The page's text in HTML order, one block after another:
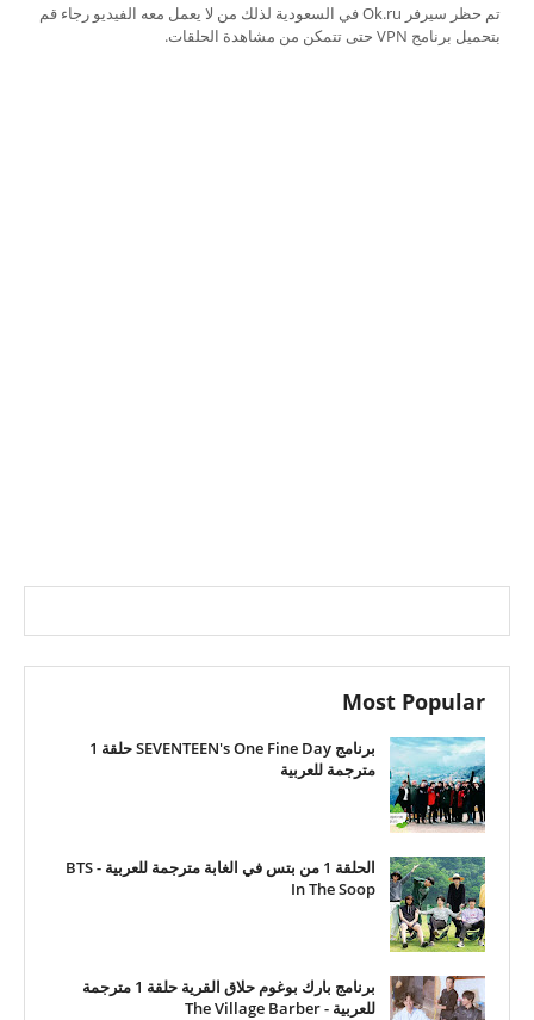
تم حظر سيرفر Ok.ru في السعودية لذلك من لا يعمل معه الفيديو رجاء قم
بتحميل برنامج VPN حتى تتمكن من مشاهدة الحلقات.
Most Popular
برنامج SEVENTEEN's One Fine Day حلقة 1
مترجمة للعربية
الحلقة 1 من بتس في الغابة مترجمة للعربية - BTS
In The Soop
برنامج بارك بوغوم حلاق القرية حلقة 1 مترجمة
للعربية - The Village Barber